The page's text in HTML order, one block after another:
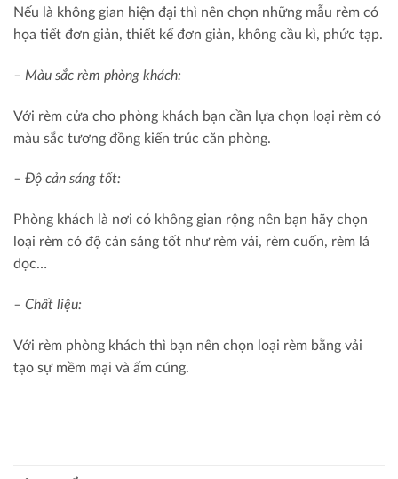
Nếu là không gian hiện đại thì nên chọn những mẫu rèm có
họa tiết đơn giản, thiết kế đơn giản, không cầu kì, phức tạp.
– Màu sắc rèm phòng khách:
Với rèm cửa cho phòng khách bạn cần lựa chọn loại rèm có
màu sắc tương đồng kiến trúc căn phòng.
– Độ cản sáng tốt:
Phòng khách là nơi có không gian rộng nên bạn hãy chọn
loại rèm có độ cản sáng tốt như rèm vải, rèm cuốn, rèm lá
dọc…
– Chất liệu:
Với rèm phòng khách thì bạn nên chọn loại rèm bằng vải
tạo sự mềm mại và ấm cúng.